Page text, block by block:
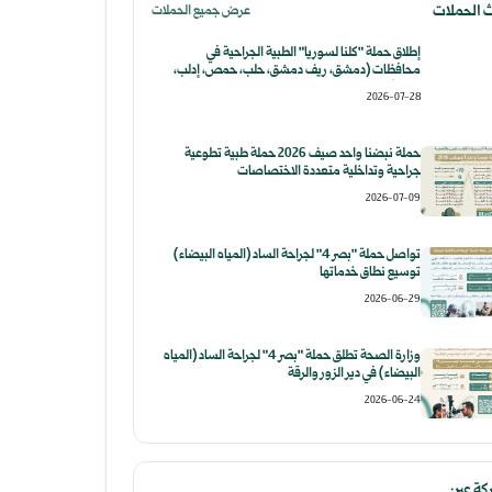
الحملات عرض جميع الحملات
إطلاق حملة "كلنا لسوريا" الطبية الجراحية في
محافظات (دمشق، ريف دمشق، حلب، حمص، إدلب،
حماة)
2026-07-28
حملة نبضنا واحد صيف 2026 ​حملة طبية تطوعية
جراحية وتداخلية متعددة الاختصاصات
2026-07-09
تواصل حملة "بصر 4" لجراحة الساد (المياه البيضاء)
توسيع نطاق خدماتها
2026-06-29
وزارة الصحة تطلق حملة "بصر 4" لجراحة الساد (المياه
البيضاء) في دير الزور والرقة
2026-06-24